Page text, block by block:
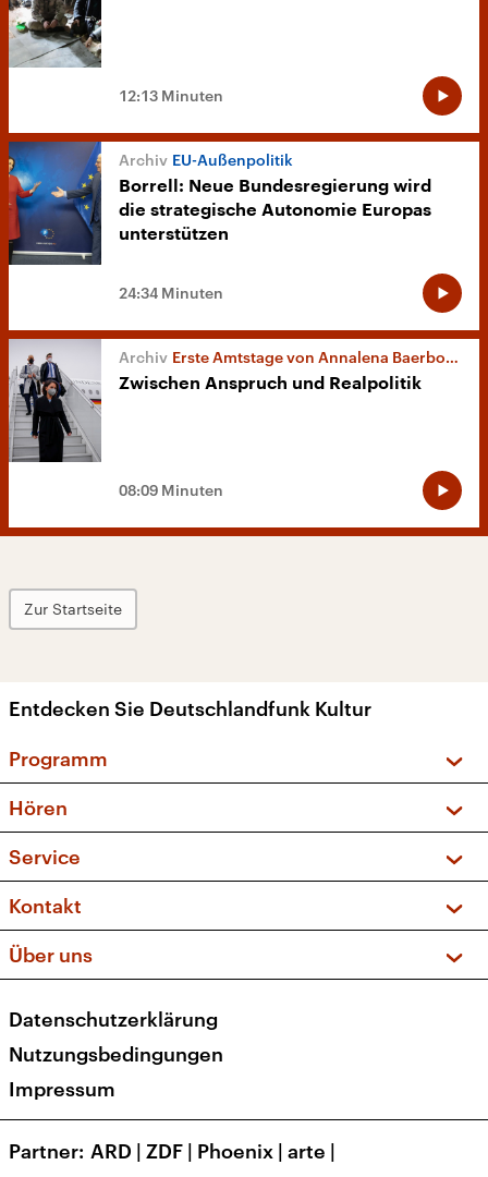
12:13 Minuten
EU-Außenpolitik
Borrell: Neue Bundesregierung wird
die strategische Autonomie Europas
unterstützen
24:34 Minuten
Erste Amtstage von Annalena Baerbock
Zwischen Anspruch und Realpolitik
08:09 Minuten
Zur Startseite
Entdecken Sie Deutschlandfunk Kultur
Programm
Sendungen und Podcasts
Musikliste
Kakadu – Das Kinderprogramm
Hören
Frequenzen (UKW + DAB+)
Service
FAQ
Apps
Newsletter
Kontakt
Social Media
Über uns
Presse
Karriere
Transparenz
Datenschutzerklärung
Nutzungsbedingungen
Impressum
Partner ARD | ZDF | Phoenix | arte |